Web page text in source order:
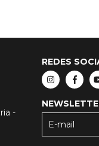
-
REDES